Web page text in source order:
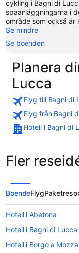
cykling i Bagni di
spaanläggningarna i
område som också är
Se mindre
Se boenden
Planera
Lucca
Flyg till Bagni di
Flyg från Bagni
Hotell i Bagni di
Fler
BoendeFlygPaketresor
Hotell i Abetone
Hotell i Bagni di Lucca
Hotell i Borgo a